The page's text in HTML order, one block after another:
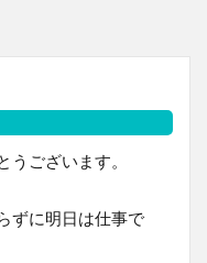
うございます。
ずに明日は仕事で